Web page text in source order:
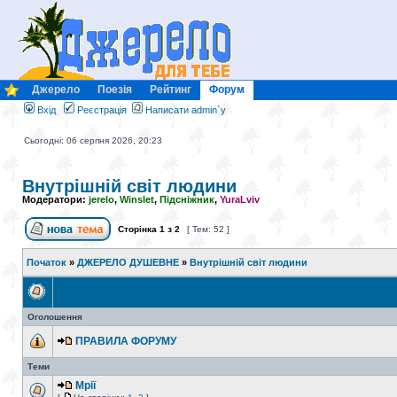
Джерело Поезія Рейтинг Форум
Вхід Реєстрація Написати admin`у
Сьогодні: 06 серпня 2026, 20:23
Внутрішній світ людини
Модератори: jerelo, Winslet, Підсніжник, YuraLviv
Сторінка 1 з 2 [ Тем: 52 ]
Початок » ДЖЕРЕЛО ДУШЕВНЕ » Внутрішній світ людини
Оголошення
ПРАВИЛА ФОРУМУ
Теми
Мрії